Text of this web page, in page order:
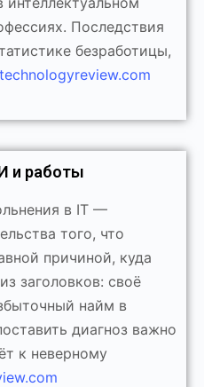
Последствия
безработицы,
technologyreview.com
и работы
в IT —
того, что
причиной, куда
заголовков: своё
найм в
диагноз важно
к неверному